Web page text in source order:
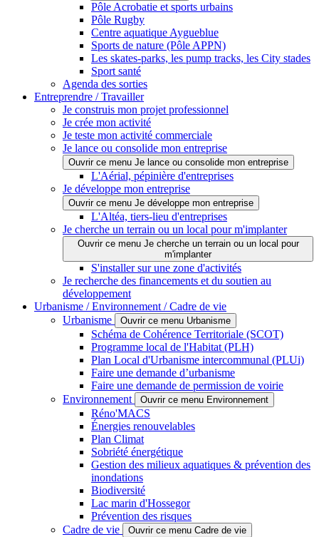
Pôle Acrobatie et sports urbains
Pôle Rugby
Centre aquatique Aygueblue
Sports de nature (Pôle APPN)
Les skates-parks, les pump tracks, les City stades
Sport santé
Agenda des sorties
Entreprendre / Travailler
Je construis mon projet professionnel
Je crée mon activité
Je teste mon activité commerciale
Je lance ou consolide mon entreprise
Ouvrir ce menu Je lance ou consolide mon entreprise
L'Aérial, pépinière d'entreprises
Je développe mon entreprise
Ouvrir ce menu Je développe mon entreprise
L'Altéa, tiers-lieu d'entreprises
Je cherche un terrain ou un local pour m'implanter
Ouvrir ce menu Je cherche un terrain ou un local pour
m'implanter
S'installer sur une zone d'activités
Je recherche des financements et du soutien au
développement
Urbanisme / Environnement / Cadre de vie
Urbanisme
Ouvrir ce menu Urbanisme
Schéma de Cohérence Territoriale (SCOT)
Programme local de l'Habitat (PLH)
Plan Local d'Urbanisme intercommunal (PLUi)
Faire une demande d’urbanisme
Faire une demande de permission de voirie
Environnement
Ouvrir ce menu Environnement
Réno'MACS
Énergies renouvelables
Plan Climat
Sobriété énergétique
Gestion des milieux aquatiques & prévention des
inondations
Biodiversité
Lac marin d'Hossegor
Prévention des risques
Cadre de vie
Ouvrir ce menu Cadre de vie